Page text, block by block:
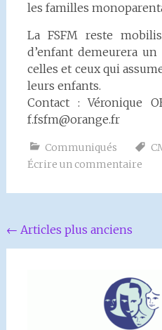
les familles
La FSFM reste
d’enfant demeurera
celles et ceux qui
leurs enfants.
Contact : Véronique
f.fsfm@orange.fr
Communiqués
Écrire un commentaire
Navigation
au
← Articles plus anciens